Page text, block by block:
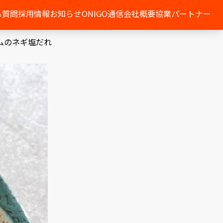
問採用情報お知らせONIGO通信会社概要協業パートナー
のネギ塩だれ